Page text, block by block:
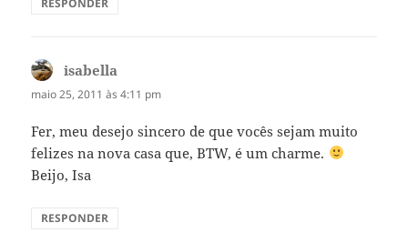
isabella
maio 25, 2011 às 4:11 pm
Fer, meu desejo sincero de que vocês sejam muito
felizes na nova casa que, BTW, é um charme.
Beijo, Isa
RESPONDER